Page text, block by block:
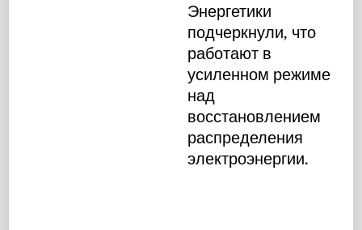
Энергетики
подчеркнули, что
работают в
усиленном режиме
над
восстановлением
распределения
электроэнергии.